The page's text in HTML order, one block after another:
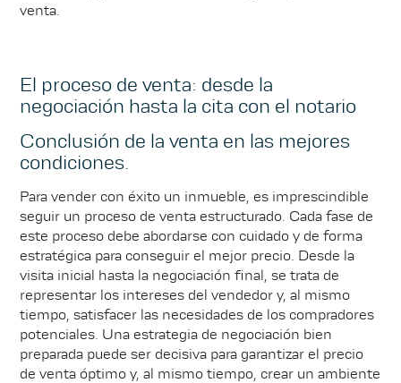
venta.
El proceso de venta: desde la
negociación hasta la cita con el notario
Conclusión de la venta en las mejores
condiciones.
Para vender con éxito un inmueble, es imprescindible
seguir un proceso de venta estructurado. Cada fase de
este proceso debe abordarse con cuidado y de forma
estratégica para conseguir el mejor precio. Desde la
visita inicial hasta la negociación final, se trata de
representar los intereses del vendedor y, al mismo
tiempo, satisfacer las necesidades de los compradores
potenciales. Una estrategia de negociación bien
preparada puede ser decisiva para garantizar el precio
de venta óptimo y, al mismo tiempo, crear un ambiente